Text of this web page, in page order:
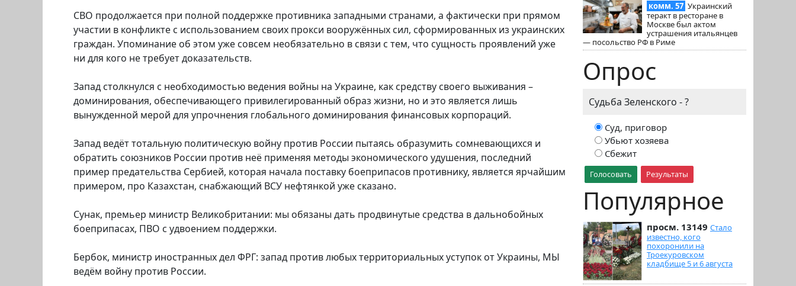
комм. 57 Украинский
теракт в ресторане в
Москве был актом
устрашения итальянцев
— посольство РФ в Риме
Опрос
Судьба Зеленского - ?
Суд, приговор
Убьют хозяева
Сбежит
Голосовать Результаты
Популярное
просм. 13149 Стало
известно, кого
похоронили на
Троекуровском
кладбище 5 и 6 августа
СВО продолжается при полной поддержке противника западными странами, а фактически при прямом
участии в конфликте с использованием своих прокси вооружённых сил, сформированных из украинских
граждан. Упоминание об этом уже совсем необязательно в связи с тем, что сущность проявлений уже
ни для кого не требует доказательств.
Запад столкнулся с необходимостью ведения войны на Украине, как средству своего выживания –
доминирования, обеспечивающего привилегированный образ жизни, но и это является лишь
вынужденной мерой для упрочнения глобального доминирования финансовых корпораций.
Запад ведёт тотальную политическую войну против России пытаясь образумить сомневающихся и
обратить союзников России против неё применяя методы экономического удушения, последний
пример предательства Сербией, которая начала поставку боеприпасов противнику, является ярчайшим
примером, про Казахстан, снабжающий ВСУ нефтянкой уже сказано.
Сунак, премьер министр Великобритании: мы обязаны дать продвинутые средства в дальнобойных
боеприпасах, ПВО с удвоением поддержки.
Бербок, министр иностранных дел ФРГ: запад против любых территориальных уступок от Украины, МЫ
ведём войну против России.